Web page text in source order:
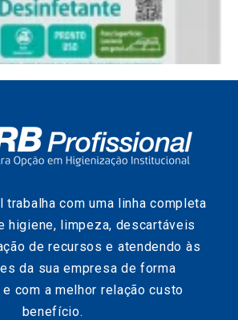
trabalha com uma linha completa
higiene, limpeza, descartáveis
de recursos e atendendo às
da sua empresa de forma
com a melhor relação custo
benefício.